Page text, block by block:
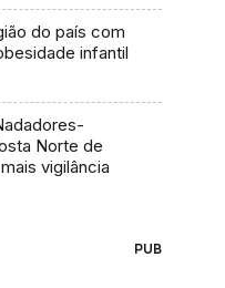
do país com
infantil
Norte de
vigilância
PUB